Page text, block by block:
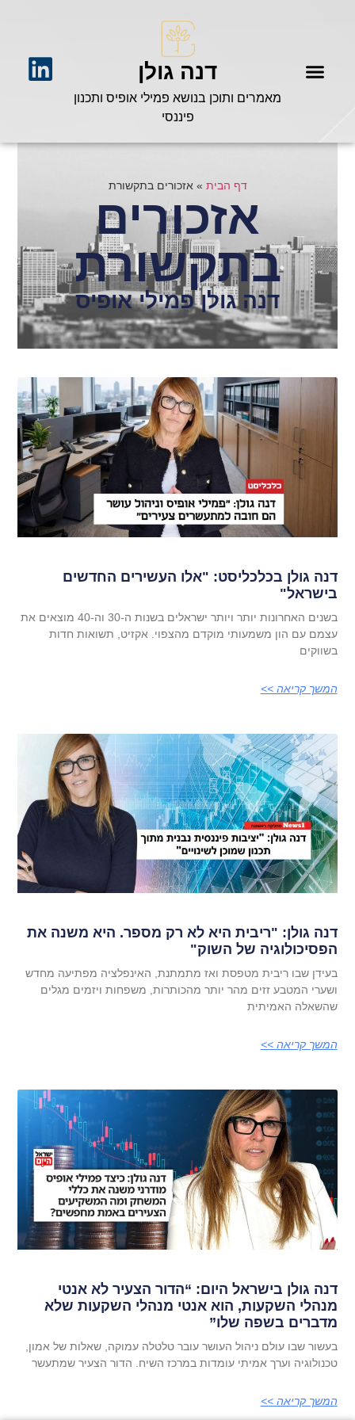
דנה גולן
מאמרים ותוכן בנושא פמילי אופיס ותכנון
פיננסי
דף הבית »אזכורים בתקשורת
אזכורים
בתקשורת
דנה גולן פמילי אופיס
דנה גולן בכלכליסט: "אלו העשירים החדשים
בישראל"
בשנים האחרונות יותר ויותר ישראלים בשנות ה-30 וה-40 מוצאים את
עצמם עם הון משמעותי מוקדם מהצפוי. אקזיט, תשואות חדות
בשווקים
המשך קריאה >>
דנה גולן: "ריבית היא לא רק מספר. היא משנה את
הפסיכולוגיה של השוק"
בעידן שבו ריבית מטפסת ואז מתמתנת, האינפלציה מפתיעה מחדש
ושערי המטבע זזים מהר יותר מהכותרות, משפחות ויזמים מגלים
שהשאלה האמיתית
המשך קריאה >>
דנה גולן בישראל היום: “הדור הצעיר לא אנטי
מנהלי השקעות, הוא אנטי מנהלי השקעות שלא
מדברים בשפה שלו”
בעשור שבו עולם ניהול העושר עובר טלטלה עמוקה, שאלות של אמון,
טכנולוגיה וערך אמיתי עומדות במרכז השיח. הדור הצעיר שמתעשר
המשך קריאה >>